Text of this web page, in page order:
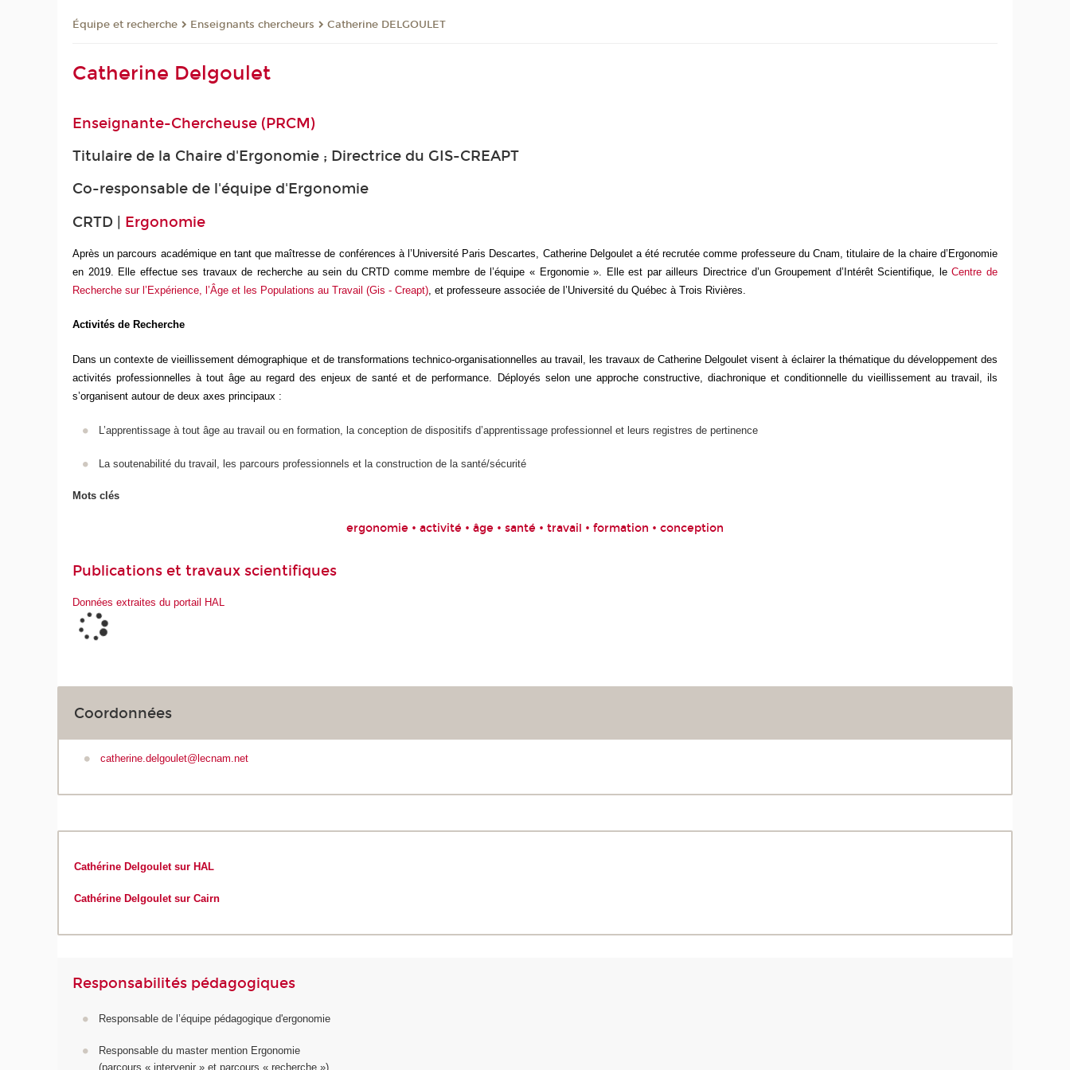
Équipe et recherche Enseignants chercheurs Catherine DELGOULET
Catherine Delgoulet
Enseignante-Chercheuse (PRCM)
Titulaire de la Chaire d'Ergonomie ; Directrice du GIS-CREAPT
Co-responsable de l'équipe d'Ergonomie
CRTD | Ergonomie
Après un parcours académique en tant que maîtresse de conférences à l’Université Paris Descartes, Catherine Delgoulet a été recrutée comme professeure du Cnam, titulaire de la chaire d’Ergonomie
en 2019. Elle effectue ses travaux de recherche au sein du CRTD comme membre de l’équipe « Ergonomie ». Elle est par ailleurs Directrice d’un Groupement d’Intérêt Scientifique, leCentre de
Recherche sur l’Expérience, l’Âge et les Populations au Travail (Gis - Creapt), et professeure associée de l’Université du Québec à Trois Rivières.
Activités de Recherche
Dans un contexte de vieillissement démographique et de transformations technico-organisationnelles au travail, les travaux de Catherine Delgoulet visent à éclairer la thématique du développement des
activités professionnelles à tout âge au regard des enjeux de santé et de performance. Déployés selon une approche constructive, diachronique et conditionnelle du vieillissement au travail, ils
s’organisent autour de deux axes principaux :
L’apprentissage à tout âge au travail ou en formation, la conception de dispositifs d’apprentissage professionnel et leurs registres de pertinence
La soutenabilité du travail, les parcours professionnels et la construction de la santé/sécurité
Mots clés
ergonomie • activité • âge • santé • travail • formation • conception
Publications et travaux scientifiques
Données extraites du portail HAL
Coordonnées
catherine.delgoulet@lecnam.net
Cathérine Delgoulet sur HAL
Cathérine Delgoulet sur Cairn
Responsabilités pédagogiques
Responsable de l’équipe pédagogique d'ergonomie
Responsable du master mention Ergonomie
(parcours « intervenir » et parcours « recherche »)